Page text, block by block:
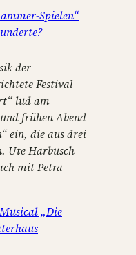
Spielen“
der
Festival
lud am
frühen Abend
ein, die aus drei
Ute Harbusch
mit Petra
„Die